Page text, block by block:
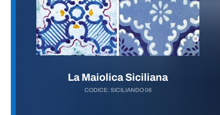
La Maiolica Siciliana
CODICE: SICILIANDO 06